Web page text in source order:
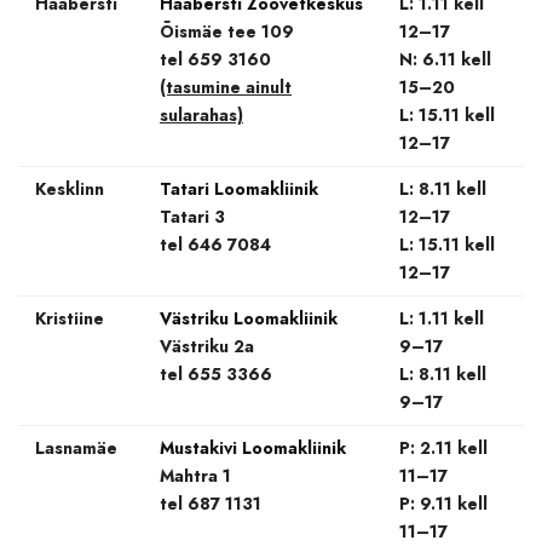
Õismäe tee 109
tel 659 3160
(tasumine ainult
sularahas)
12–17
N: 6.11 kell
15–20
L: 15.11 kell
12–17
Kesklinn
Tatari Loomakliinik
Tatari 3
tel 646 7084
L: 8.11 kell
12–17
L: 15.11 kell
12–17
Kristiine
Västriku Loomakliinik
Västriku 2a
tel 655 3366
L: 1.11 kell
9–17
L: 8.11 kell
9–17
Lasnamäe
Mustakivi Loomakliinik
Mahtra 1
tel 687 1131
P: 2.11 kell
11–17
P: 9.11 kell
11–17